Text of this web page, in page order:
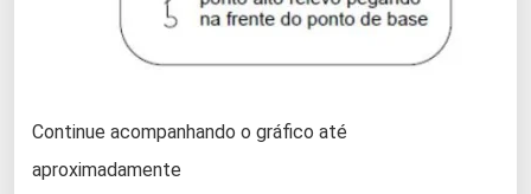
Continue acompanhando o gráfico até
aproximadamente